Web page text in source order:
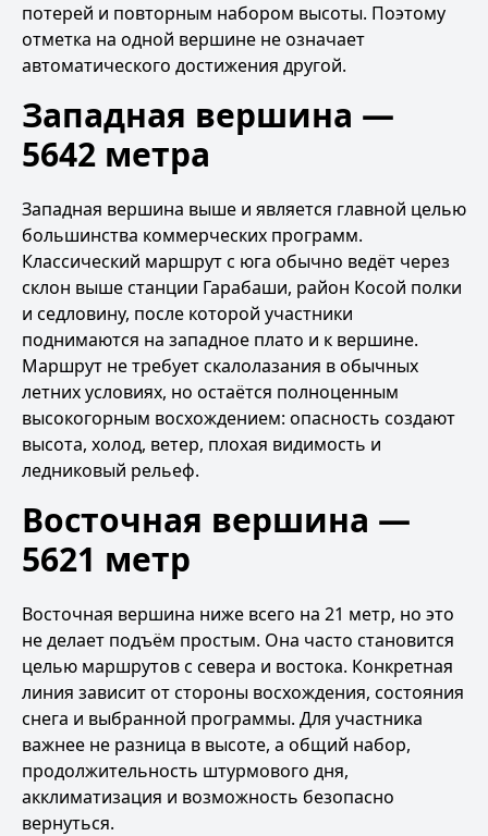
потерей и повторным набором высоты. Поэтому
отметка на одной вершине не означает
автоматического достижения другой.
Западная вершина —
5642 метра
Западная вершина выше и является главной целью
большинства коммерческих программ.
Классический маршрут с юга обычно ведёт через
склон выше станции Гарабаши, район Косой полки
и седловину, после которой участники
поднимаются на западное плато и к вершине.
Маршрут не требует скалолазания в обычных
летних условиях, но остаётся полноценным
высокогорным восхождением: опасность создают
высота, холод, ветер, плохая видимость и
ледниковый рельеф.
Восточная вершина —
5621 метр
Восточная вершина ниже всего на 21 метр, но это
не делает подъём простым. Она часто становится
целью маршрутов с севера и востока. Конкретная
линия зависит от стороны восхождения, состояния
снега и выбранной программы. Для участника
важнее не разница в высоте, а общий набор,
продолжительность штурмового дня,
акклиматизация и возможность безопасно
вернуться.